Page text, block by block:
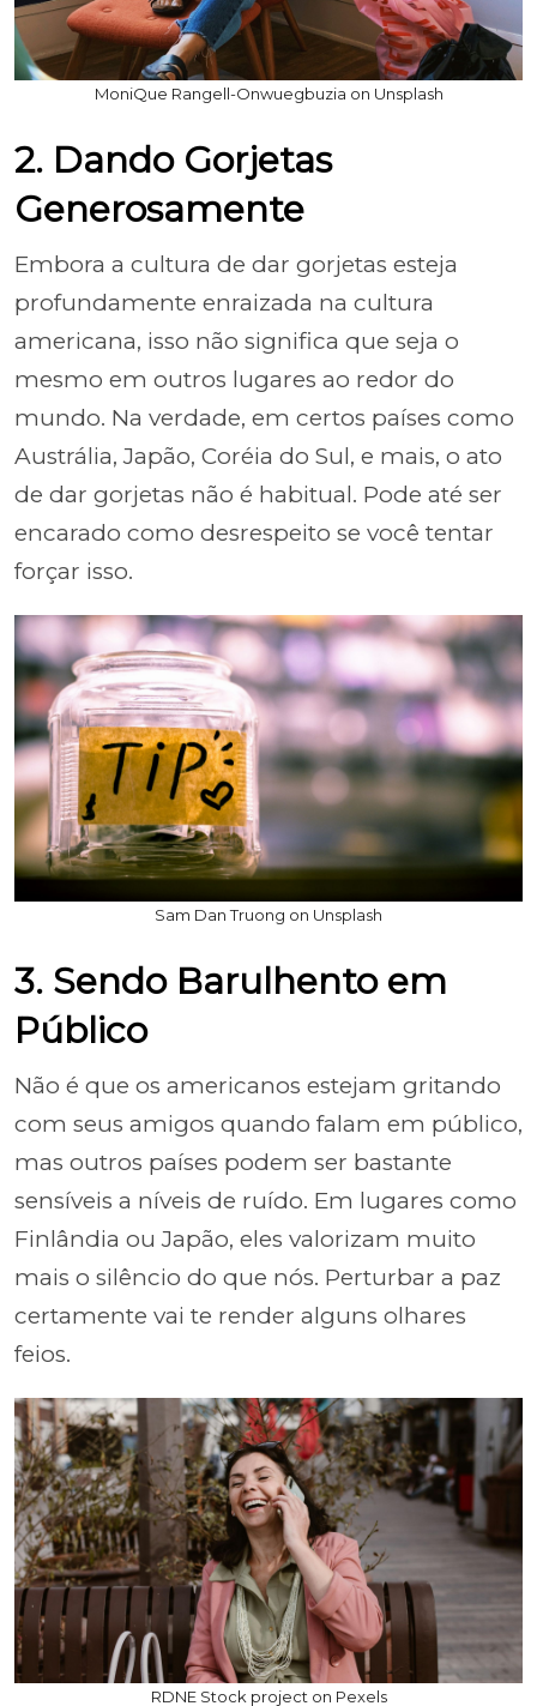
MoniQue Rangell-Onwuegbuzia on Unsplash
2. Dando Gorjetas
Generosamente
Embora a cultura de dar gorjetas esteja
profundamente enraizada na cultura
americana, isso não significa que seja o
mesmo em outros lugares ao redor do
mundo. Na verdade, em certos países como
Austrália, Japão, Coréia do Sul, e mais, o ato
de dar gorjetas não é habitual. Pode até ser
encarado como desrespeito se você tentar
forçar isso.
Sam Dan Truong on Unsplash
3. Sendo Barulhento em
Público
Não é que os americanos estejam gritando
com seus amigos quando falam em público,
mas outros países podem ser bastante
sensíveis a níveis de ruído. Em lugares como
Finlândia ou Japão, eles valorizam muito
mais o silêncio do que nós. Perturbar a paz
certamente vai te render alguns olhares
feios.
RDNE Stock project on Pexels